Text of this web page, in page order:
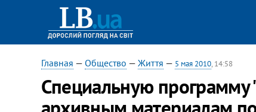
Главная — Общество — Життя — 5 мая 2010, 14:58
Специальную